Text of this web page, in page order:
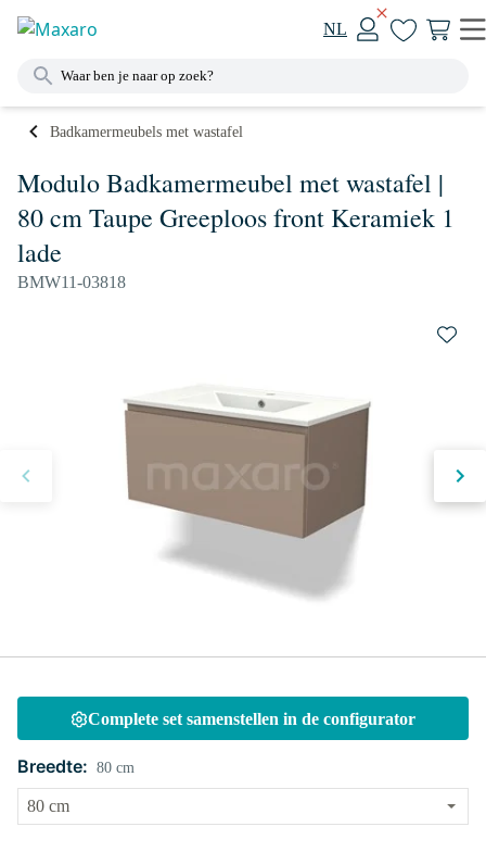
NL
Badkamermeubels met wastafel
Modulo Badkamermeubel met wastafel |
80 cm Taupe Greeploos front Keramiek 1
lade
BMW11-03818
Complete set samenstellen in de configurator
Breedte: 80 cm